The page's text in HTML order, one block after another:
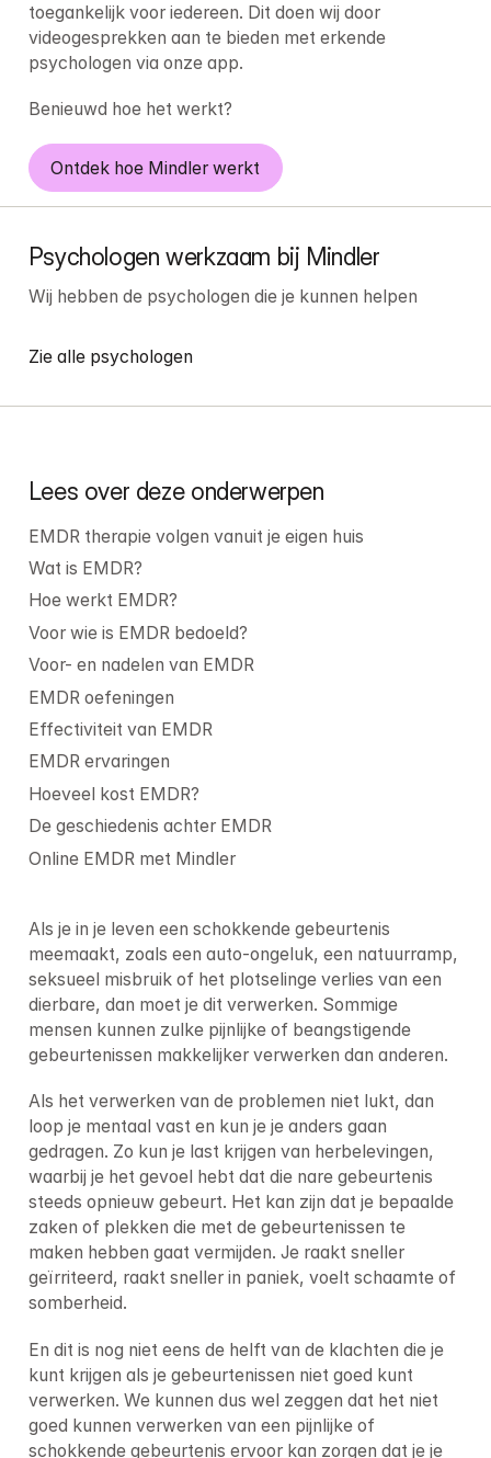
toegankelijk voor iedereen. Dit doen wij door
videogesprekken aan te bieden met erkende
psychologen via onze app.
Benieuwd hoe het werkt?
Ontdek hoe Mindler werkt
Psychologen werkzaam bij Mindler
Wij hebben de psychologen die je kunnen helpen
Zie alle psychologen
Als je in je leven een schokkende gebeurtenis
meemaakt, zoals een auto-ongeluk, een natuurramp,
seksueel misbruik of het plotselinge verlies van een
dierbare, dan moet je dit verwerken. Sommige
mensen kunnen zulke pijnlijke of beangstigende
gebeurtenissen makkelijker verwerken dan anderen.
Als het verwerken van de problemen niet lukt, dan
loop je mentaal vast en kun je je anders gaan
gedragen. Zo kun je last krijgen van herbelevingen,
waarbij je het gevoel hebt dat die nare gebeurtenis
steeds opnieuw gebeurt. Het kan zijn dat je bepaalde
zaken of plekken die met de gebeurtenissen te
maken hebben gaat vermijden. Je raakt sneller
geïrriteerd, raakt sneller in paniek, voelt schaamte of
somberheid.
En dit is nog niet eens de helft van de klachten die je
kunt krijgen als je gebeurtenissen niet goed kunt
verwerken. We kunnen dus wel zeggen dat het niet
goed kunnen verwerken van een pijnlijke of
schokkende gebeurtenis ervoor kan zorgen dat je je
Lees over deze onderwerpen
EMDR therapie volgen vanuit je eigen huis
Wat is EMDR?
Hoe werkt EMDR?
Voor wie is EMDR bedoeld?
Voor- en nadelen van EMDR
EMDR oefeningen
Effectiviteit van EMDR
EMDR ervaringen
Hoeveel kost EMDR?
De geschiedenis achter EMDR
Online EMDR met Mindler